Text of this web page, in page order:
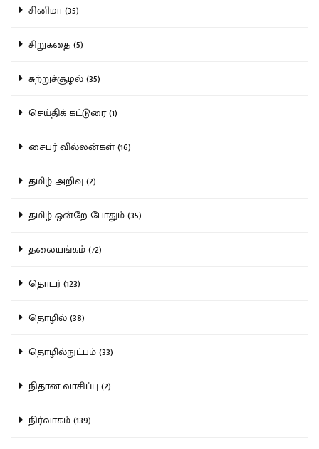
சினிமா (35)
சிறுகதை (5)
சுற்றுச்சூழல் (35)
செய்திக் கட்டுரை (1)
சைபர் வில்லன்கள் (16)
தமிழ் அறிவு (2)
தமிழ் ஒன்றே போதும் (35)
தலையங்கம் (72)
தொடர் (123)
தொழில் (38)
தொழில்நுட்பம் (33)
நிதான வாசிப்பு (2)
நிர்வாகம் (139)